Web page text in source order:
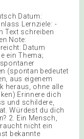
Datum:
Lernziele: -
Text schreiben
Note:
Datum
ein Thema;
(spontan bedeutet
aus eigenem
heraus, ohne alle
Erinnere dich
und schildere,
Würdest du dich
2. Ein Mensch,
nicht ein
bekannte